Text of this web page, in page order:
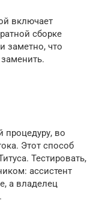
включает
сборке
заметно, что
процедуру, во
Этот способ
Тестировать,
ассистент
а владелец